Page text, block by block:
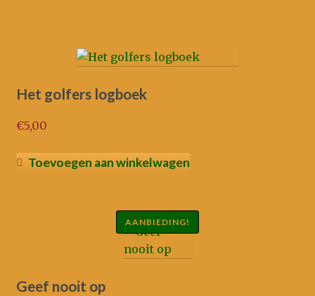
Het golfers logboek
€5,00
Toevoegen aan winkelwagen
Geef nooit op
AANBIEDING!